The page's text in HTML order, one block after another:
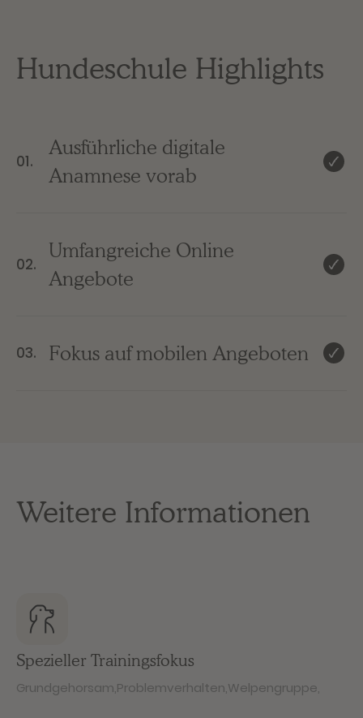
Hundeschule Highlights
01.
Ausführliche digitale
Anamnese vorab
02.
Umfangreiche Online
Angebote
03. Fokus auf mobilen Angeboten
Weitere Informationen
Spezieller Trainingsfokus
Grundgehorsam,Problemverhalten,Welpengruppe,